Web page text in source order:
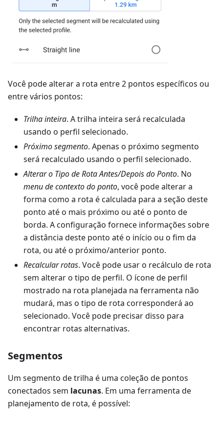
Você pode alterar a rota entre 2 pontos específicos ou
entre vários pontos:
Trilha inteira. A trilha inteira será recalculada
usando o perfil selecionado.
Próximo segmento. Apenas o próximo segmento
será recalculado usando o perfil selecionado.
Alterar o Tipo de Rota Antes/Depois do Ponto. No
menu de contexto do ponto, você pode alterar a
forma como a rota é calculada para a seção deste
ponto até o mais próximo ou até o ponto de
borda. A configuração fornece informações sobre
a distância deste ponto até o início ou o fim da
rota, ou até o próximo/anterior ponto.
Recalcular rotas. Você pode usar o recálculo de rota
sem alterar o tipo de perfil. O ícone de perfil
mostrado na rota planejada na ferramenta não
mudará, mas o tipo de rota corresponderá ao
selecionado. Você pode precisar disso para
encontrar rotas alternativas.
Segmentos
Um segmento de trilha é uma coleção de pontos
conectados sem lacunas. Em uma ferramenta de
planejamento de rota, é possível: